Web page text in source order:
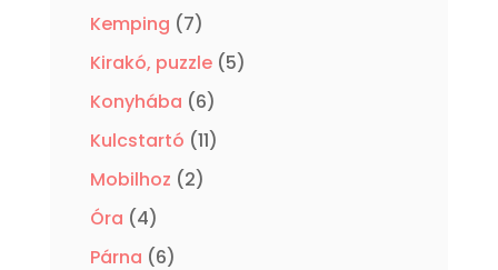
Kemping 77
termék
Kirakó, puzzle 55
Konyhába 66
termék
Kulcstartó 1111
Mobilhoz 22
Óra 44
termék
Párna 66